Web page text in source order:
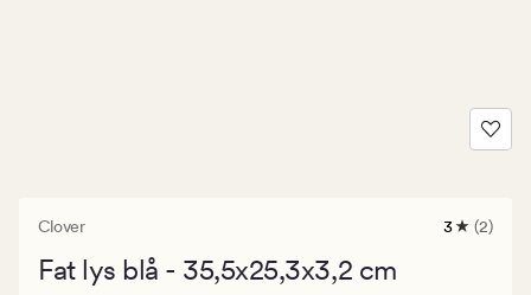
Clover
2
3 (2)
Fat lys blå - 35,5x25,3x3,2 cm